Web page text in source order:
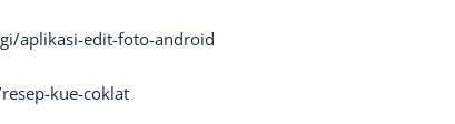
aplikasi-edit-foto-android
kue-coklat